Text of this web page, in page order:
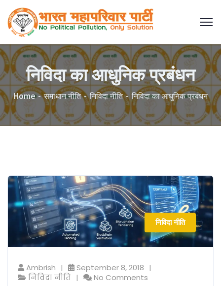
निविदा का आधुनिक प्रबंधन
Home समाधान नीति निविदा नीति निविदा का आधुनिक प्रबंधन
निविदा नीति
Ambrish
September 8, 2018
निविदा नीति
No Comments